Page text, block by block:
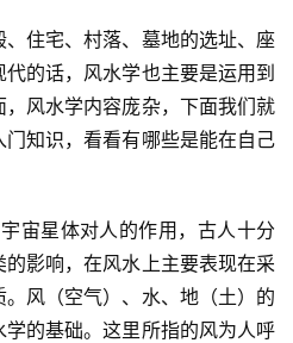
住宅、村落、墓地的选址、座
的话，风水学也主要是运用到
风水学内容庞杂，下面我们就
知识，看看有哪些是能在自己
宙星体对人的作用，古人十分
影响，在风水上主要表现在采
风（空气）、水、地（土）的
的基础。这里所指的风为人呼